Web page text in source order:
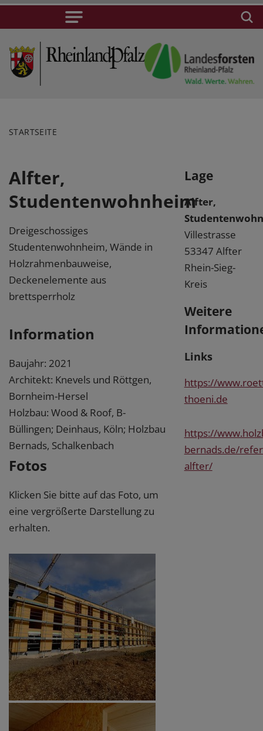
STARTSEITE
Alfter,
Studentenwohnheim
Dreigeschossiges
Studentenwohnheim, Wände in
Holzrahmenbauweise,
Deckenelemente aus
brettsperrholz
Information
Baujahr: 2021
Architekt: Knevels und Röttgen,
Bornheim-Hersel
Holzbau: Wood & Roof, B-
Büllingen; Deinhaus, Köln; Holzbau
Bernads, Schalkenbach
Fotos
Klicken Sie bitte auf das Foto, um
eine vergrößerte Darstellung zu
erhalten.
Lage
Alfter,
Villestrasse
53347 Alfter
Rhein-Sieg-
Kreis
Weitere
Links
https://
thoeni.de
https://
bernads.de/
alfter/